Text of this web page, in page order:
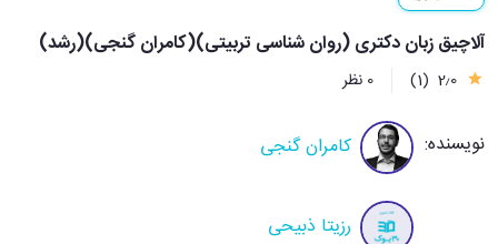
آلاچیق زبان دکتری (روان شناسی تربیتی)(کامران گنجی)(رشد)
2٫0 (1) 0 نظر
نویسنده: کامران گنجی
رزیتا ذبیحی